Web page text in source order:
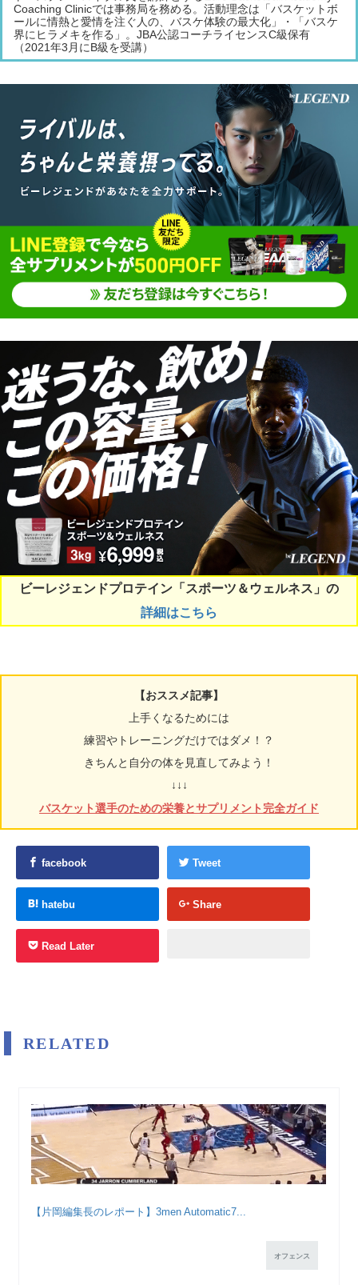
Coaching Clinicでは事務局を務める。活動理念は「バスケットボ
ールに情熱と愛情を注ぐ人の、バスケ体験の最大化」・「バスケ
界にヒラメキを作る」。JBA公認コーチライセンスC級保有
（2021年3月にB級を受講）
ビーレジェンドプロテイン「スポーツ＆ウェルネス」の
詳細はこちら
【おススメ記事】
上手くなるためには
練習やトレーニングだけではダメ！？
きちんと自分の体を見直してみよう！
↓↓↓
バスケット選手のための栄養とサプリメント完全ガイド
facebook Tweet
hatebu Share
Read Later
RELATED
【片岡編集長のレポート】3men Automatic7...
オフェンス